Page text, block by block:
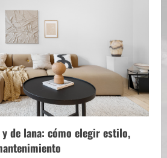
de lana: cómo elegir estilo,